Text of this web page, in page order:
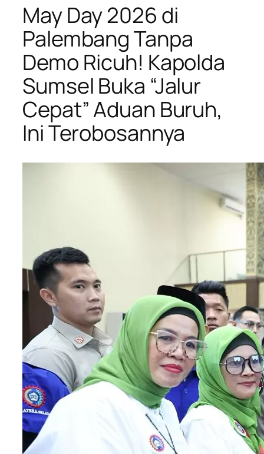
May Day 2026 di
Palembang Tanpa
Demo Ricuh! Kapolda
Sumsel Buka “Jalur
Cepat” Aduan Buruh,
Ini Terobosannya